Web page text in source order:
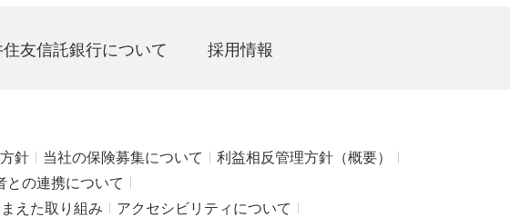
友信託銀行について 採用情報
針 当社の保険募集について
利益相反管理方針（概要）
との連携について
えた取り組み
アクセシビリティについて